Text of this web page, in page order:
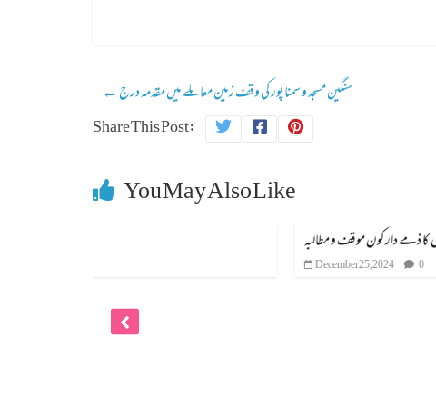
←سنگین مسجد و سمنا پور کی وقف زمین معاملے میں مقدمہ درج
Share This Post:
You May Also Like